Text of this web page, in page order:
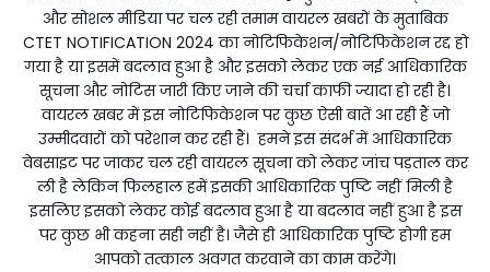
और सोशल मीडिया पर चल रही तमाम वायरल खबरों के मुताबिक
CTET NOTIFICATION 2024 का नोटिफिकेशन/नोटिफिकेशन रद्द हो
गया है या इसमें बदलाव हुआ है और इसको लेकर एक नई आधिकारिक
सूचना और नोटिस जारी किए जाने की चर्चा काफी ज्यादा हो रही है।
वायरल खबर में इस नोटिफिकेशन पर कुछ ऐसी बातें आ रही हैं जो
उम्मीदवारों को परेशान कर रही हैं। हमने इस संदर्भ में आधिकारिक
वेबसाइट पर जाकर चल रही वायरल सूचना को लेकर जांच पड़ताल कर
ली है लेकिन फिलहाल हमें इसकी आधिकारिक पुष्टि नहीं मिली है
इसलिए इसको लेकर कोई बदलाव हुआ है या बदलाव नहीं हुआ है इस
पर कुछ भी कहना सही नहीं है। जैसे ही आधिकारिक पुष्टि होगी हम
आपको तत्काल अवगत करवाने का काम करेंगे।